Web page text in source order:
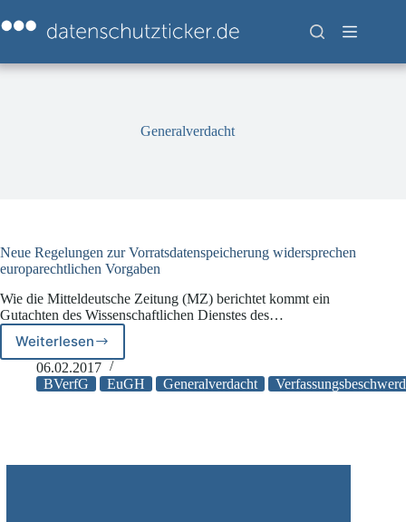
Inhalt
springen
Generalverdacht
Neue Regelungen zur Vorratsdatenspeicherung widersprechen
europarechtlichen Vorgaben
Wie die Mitteldeutsche Zeitung (MZ) berichtet kommt ein
Gutachten des Wissenschaftlichen Dienstes des…
Weiterlesen
Neue
Regelungen
zur
06.02.2017
BVerfG
EuGH Generalverdacht